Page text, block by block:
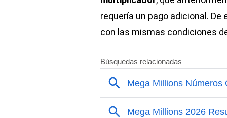
requería un pago adicional.
con las mismas condiciones